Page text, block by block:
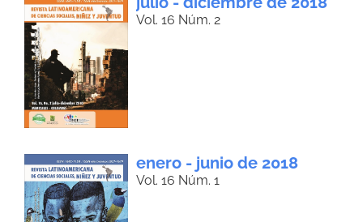
Vol. 16 Núm. 2
enero - junio de 2018
Vol. 16 Núm. 1